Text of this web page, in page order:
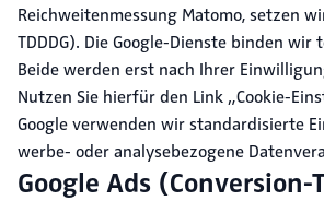
Reichweitenmessung Matomo, setzen
TDDDG). Die Google-Dienste binden
Beide werden erst nach Ihrer
Nutzen Sie hierfür den Link „Cookie-
Google verwenden wir standardisierte
werbe- oder analysebezogene
Google Ads (Conversion-